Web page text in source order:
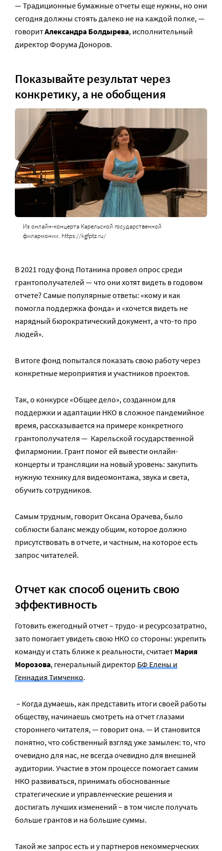
— Традиционные бумажные отчеты еще нужны, но они
сегодня должны стоять далеко не на каждой полке, —
говоритАлександра Болдырева, исполнительный
директор Форума Доноров.
Показывайте результат через
конкретику, а не обобщения
Из онлайн-концерта Карельской государственной
филармонии. https://kgfptz.ru/
В 2021 году фонд Потанина провел опрос среди
грантополучателей — что они хотят видеть в годовом
отчете? Самые популярные ответы: «кому и как
помогла поддержка фонда» и «хочется видеть не
нарядный бюрократический документ, а что-то про
людей».
В итоге фонд попытался показать свою работу через
конкретные мероприятия и участников проектов.
Так, о конкурсе «Общее дело», созданном для
поддержки и адаптации НКО в сложное пандемийное
время, рассказывается на примере конкретного
грантополучателя — Карельской государственной
филармонии. Грант помог ей вывести онлайн-
концерты и трансляции на новый уровень: закупить
нужную технику для видеомонтажа, звука и света,
обучить сотрудников.
Самым трудным, говорит Оксана Орачева, было
соблюсти баланс между общим, которое должно
присутствовать в отчете, и частным, на которое есть
запрос читателей.
Отчет как способ оценить свою
эффективность
Готовить ежегодный отчет – трудо- и ресурсозатратно,
зато помогает увидеть свою НКО со стороны: укрепить
команду и стать ближе к реальности, считает Мария
Морозова, генеральный директор БФ Елены и
Геннадия Тимченко.
– Когда думаешь, как представить итоги своей работы
обществу, начинаешь смотреть на отчет глазами
стороннего читателя, — говорит она. — И становится
понятно, что собственный взгляд уже замылен: то, что
очевидно для нас, не всегда очевидно для внешней
аудитории. Участие в этом процессе помогает самим
НКО развиваться, принимать обоснованные
стратегические и управленческие решения и
достигать лучших изменений – в том числе получать
больше грантов и на большие суммы.
Такой же запрос есть и у партнеров некоммерческих